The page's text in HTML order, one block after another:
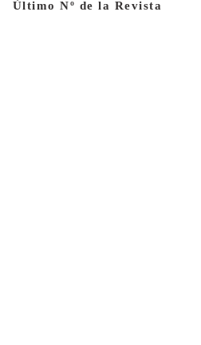
Último Nº de la Revista